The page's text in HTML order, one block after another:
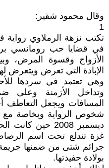
وقال محمود شقير:
1
تكتب نزهة الرملاوي رواية
في قضايا حب رومانسي
الأزواج وقسوة المرض،
الإبادة التي تعرض ويتعرض
وهي تعتمد في سردها
وتداخل الأزمنة وعلى
المسافات ويجعل
شخوص الرواية وبخاصة مع
ديسمبر 2008
غزة تندلع تحت اسم
جرائم شتى من ضمنها جريمة
بولادة حفيدتها.